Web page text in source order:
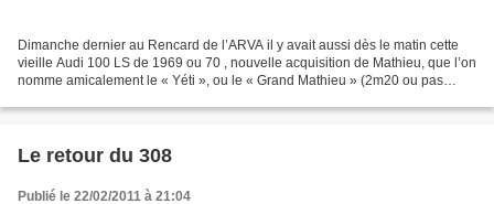
Dimanche dernier au Rencard de l’ARVA il y avait aussi dès le matin cette
vieille Audi 100 LS de 1969 ou 70 , nouvelle acquisition de Mathieu, que l’on
nomme amicalement le « Yéti », ou le « Grand Mathieu » (2m20 ou pas
Le retour du 308
Publié le 22/02/2011 à 21:04